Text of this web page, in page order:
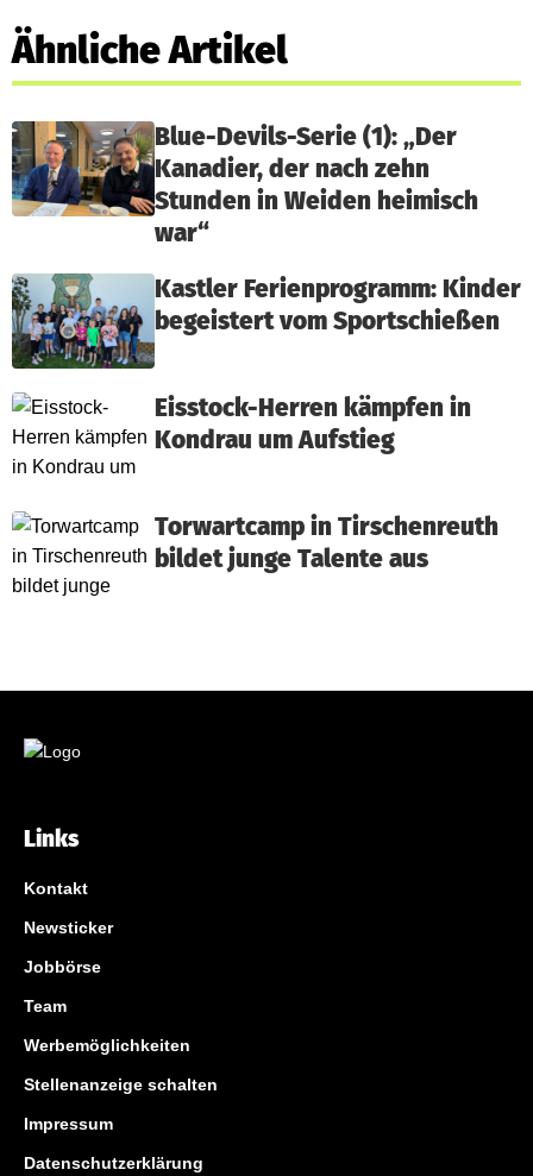
Ähnliche Artikel
Blue-Devils-Serie (1): „Der
Kanadier, der nach zehn
Stunden in Weiden heimisch
war“
Kastler Ferienprogramm: Kinder
begeistert vom Sportschießen
Eisstock-Herren kämpfen in
Kondrau um Aufstieg
Torwartcamp in Tirschenreuth
bildet junge Talente aus
Links
Kontakt
Newsticker
Jobbörse
Team
Werbemöglichkeiten
Stellenanzeige schalten
Impressum
Datenschutzerklärung